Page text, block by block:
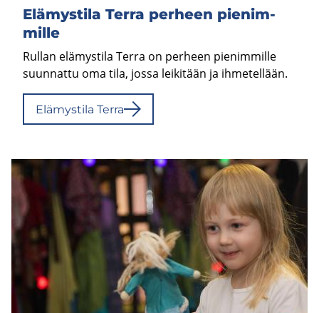
Elä­mys­ti­la Terra per­heen pie­nim­
mil­le
Rullan elämystila Terra on perheen pienimmille
suunnattu oma tila, jossa leikitään ja ihmetellään.
Elä­mys­ti­la Terra